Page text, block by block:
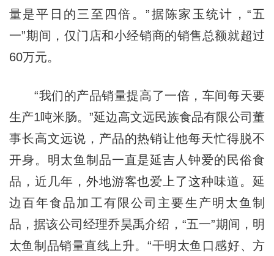
量是平日的三至四倍。”据陈家玉统计，“五
一”期间，仅门店和小经销商的销售总额就超过
60万元。
“我们的产品销量提高了一倍，车间每天要
生产1吨米肠。”延边高文远民族食品有限公司董
事长高文远说，产品的热销让他每天忙得脱不
开身。明太鱼制品一直是延吉人钟爱的民俗食
品，近几年，外地游客也爱上了这种味道。延
边百年食品加工有限公司主要生产明太鱼制
品，据该公司经理乔昊禹介绍，“五一”期间，明
太鱼制品销量直线上升。“干明太鱼口感好、方